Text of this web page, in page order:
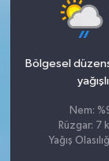
Bölgesel
yağışlı
Nem:
Rüzgar: 7
Yağış